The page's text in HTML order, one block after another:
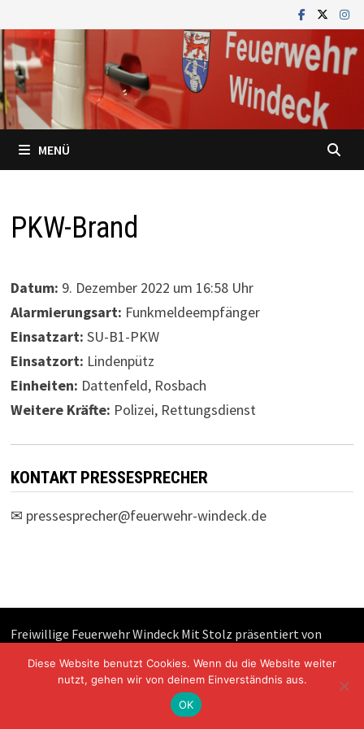
Inhalt
springen
MENÜ
PKW-Brand
Datum: 9. Dezember 2022 um 16:58 Uhr
Alarmierungsart: Funkmeldeempfänger
Einsatzart: SU-B1-PKW
Einsatzort: Lindenpütz
Einheiten: Dattenfeld, Rosbach
Weitere Kräfte: Polizei, Rettungsdienst
KONTAKT PRESSESPRECHER
✉ pressesprecher@feuerwehr-windeck.de
Freiwillige Feuerwehr Windeck Mit Stolz präsentiert von
Diese Website benutzt Cookies. Wenn du die Website weiter
nutzt, gehen wir von deinem Einverständnis aus.
OK